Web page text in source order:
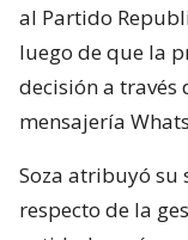
al Partido
luego de que la
decisión a través
mensajería
Soza atribuyó su
respecto de la